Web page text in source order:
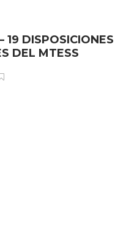
19 DISPOSICIONES
DEL MTESS